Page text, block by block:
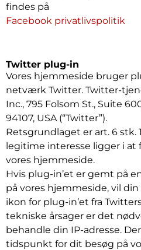
findes på
Facebook privatlivspolitik
Twitter plug-in
Vores hjemmeside bruger
netværk Twitter. Twitter-
Inc., 795 Folsom St., Suite
94107, USA (“Twitter”).
Retsgrundlaget er art. 6 stk.
legitime interesse ligger i at
vores hjemmeside.
Hvis plug-in’et er gemt på
på vores hjemmeside, vil
ikon for plug-in’et fra
tekniske årsager er det
behandle din IP-adresse.
tidspunkt for dit besøg på